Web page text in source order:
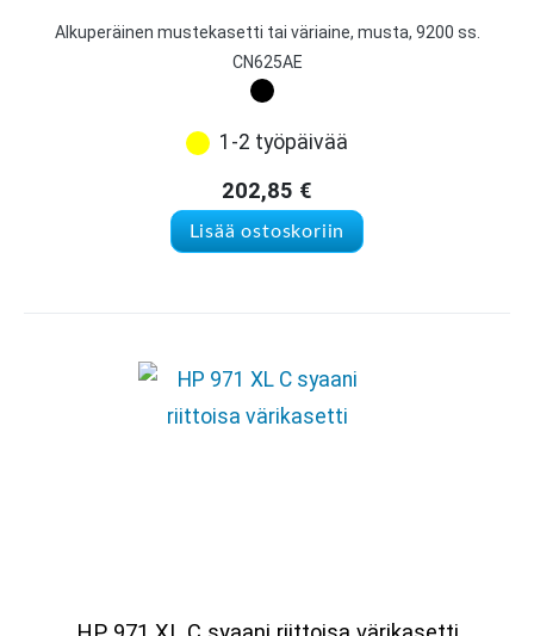
Alkuperäinen mustekasetti tai väriaine, musta, 9200 ss.
CN625AE
1-2 työpäivää
202,85 €
Lisää ostoskoriin